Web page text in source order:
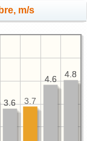
m/s
4.8
4.6
3.6
4.8
4.6
3.7
3.6